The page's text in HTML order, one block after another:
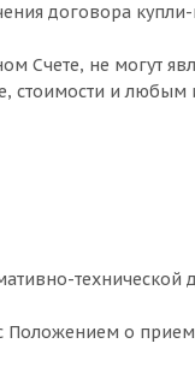
договора
Счете, не могут
и любым
о